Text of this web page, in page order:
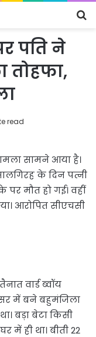
पति ने
तोहफा,
read
सामने आया है।
के दिन पत्नी
मौत हो गई। वहीं
आरोपित सीएचसी
वार्ड ब्वॉय
में बने बहुमंजिला
बड़ा बेटा किसी
में ही था। बीती 22